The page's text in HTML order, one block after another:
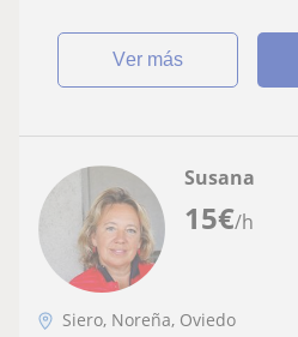
ver más
15€/h
Susana
Siero, Noreña, Oviedo